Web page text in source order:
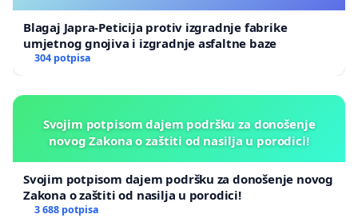
Blagaj Japra-Peticija protiv izgradnje fabrike
umjetnog gnojiva i izgradnje asfaltne baze
304 potpisa
Svojim potpisom dajem podršku za donošenje
novog Zakona o zaštiti od nasilja u porodici!
Svojim potpisom dajem podršku za donošenje novog
Zakona o zaštiti od nasilja u porodici!
3 688 potpisa